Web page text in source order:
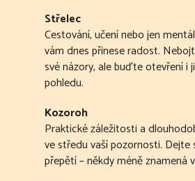
Střelec
Cestování, učení nebo jen
vám dnes přinese radost.
své názory, ale buďte otevření i
pohledu.
Kozoroh
Praktické záležitosti a
ve středu vaší pozornosti. Dejte
přepětí – někdy méně znamená